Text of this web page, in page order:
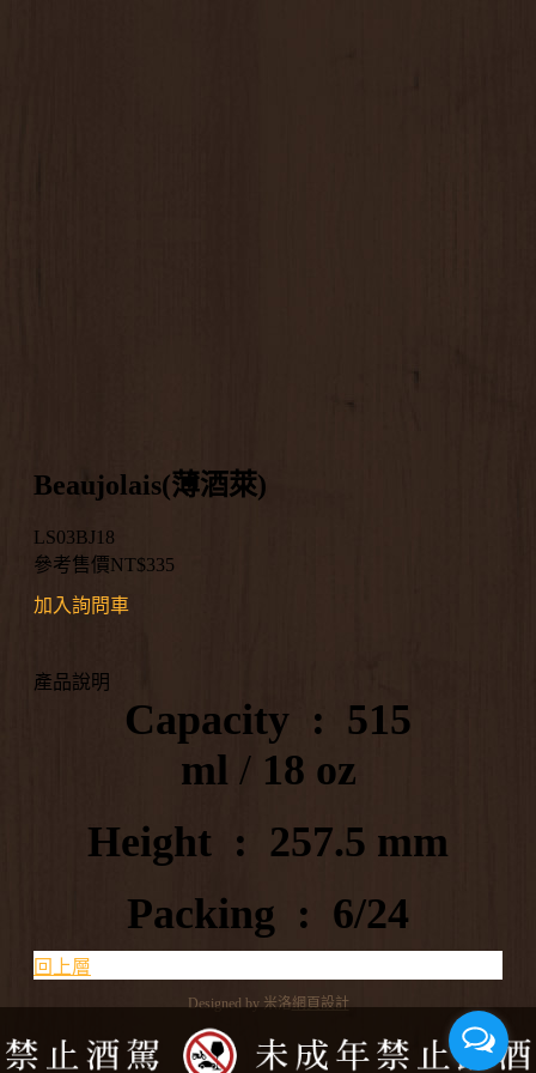
Beaujolais(薄酒萊)
LS03BJ18
參考售價NT$335
加入詢問車
產品說明
Capacity : 515
ml /18 oz
Height : 257.5 mm
Packing : 6/24
回上層
Designed by 米洛網頁設計